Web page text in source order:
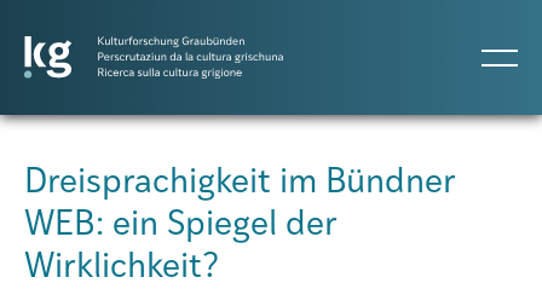
Atlas GR
Dreisprachigkeit im Bündner
WEB: ein Spiegel der
Wirklichkeit?